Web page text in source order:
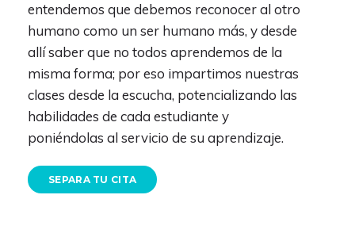
entendemos que debemos reconocer al otro
humano como un ser humano más, y desde
allí saber que no todos aprendemos de la
misma forma; por eso impartimos nuestras
clases desde la escucha, potencializando las
habilidades de cada estudiante y
poniéndolas al servicio de su aprendizaje.
SEPARA TU CITA